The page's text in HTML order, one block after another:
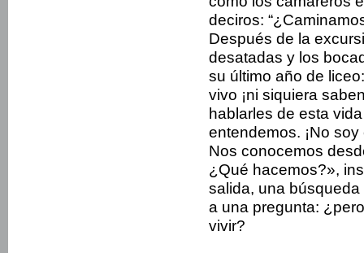
deciros:
Después de la
desatadas y los
su último año de
vivo ¡ni siquiera
hablarles de esta
entendemos. ¡No
Nos conocemos
¿Qué hacemos?»,
salida, una búsqueda
a una pregunta:
vivir?